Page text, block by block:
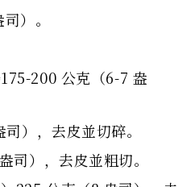
）。
200 公克（6-7 盎
），去皮並切碎。
司），去皮並粗切。